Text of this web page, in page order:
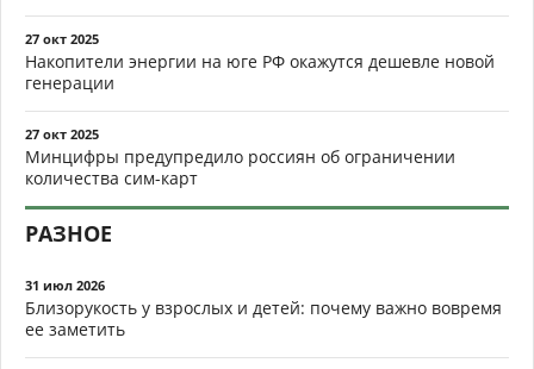
27 окт 2025
Накопители энергии на юге РФ окажутся дешевле новой
генерации
27 окт 2025
Минцифры предупредило россиян об ограничении
количества сим-карт
РАЗНОЕ
31 июл 2026
Близорукость у взрослых и детей: почему важно вовремя
ее заметить